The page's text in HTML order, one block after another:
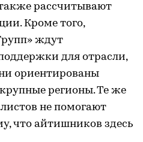
рассчитывают
Кроме того,
ждут
для отрасли,
ориентированы
регионы. Те же
не помогают
что айтишников здесь